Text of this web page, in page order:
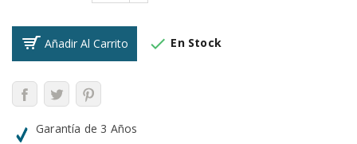
Añadir Al Carrito  En Stock
Garantía de 3 Años